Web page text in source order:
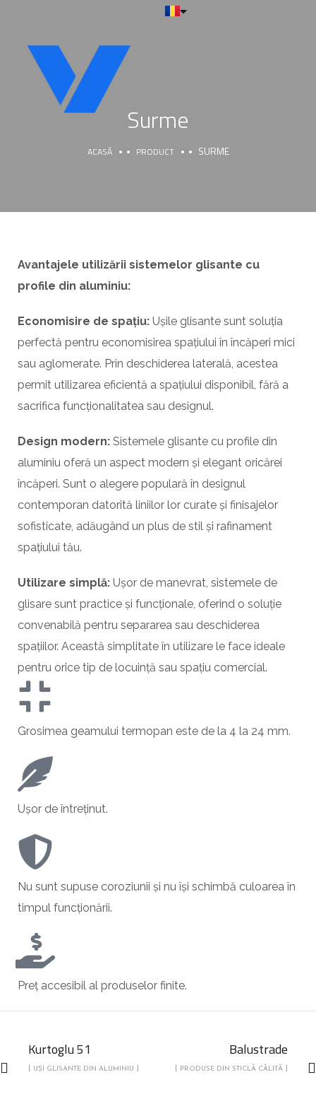
Surme
ACASĂ PRODUCT SURME
Avantajele utilizării sistemelor glisante cu
profile din aluminiu:
Economisire de spațiu: Ușile glisante sunt soluția
perfectă pentru economisirea spațiului în încăperi mici
sau aglomerate. Prin deschiderea laterală, acestea
permit utilizarea eficientă a spațiului disponibil, fără a
sacrifica funcționalitatea sau designul.
Design modern: Sistemele glisante cu profile din
aluminiu oferă un aspect modern și elegant oricărei
încăperi. Sunt o alegere populară în designul
contemporan datorită liniilor lor curate și finisajelor
sofisticate, adăugând un plus de stil și rafinament
spațiului tău.
Utilizare simplă: Ușor de manevrat, sistemele de
glisare sunt practice și funcționale, oferind o soluție
convenabilă pentru separarea sau deschiderea
spațiilor. Această simplitate în utilizare le face ideale
pentru orice tip de locuință sau spațiu comercial.
Grosimea geamului termopan este de la 4 la 24 mm.
Ușor de întreținut.
Nu sunt supuse coroziunii și nu își schimbă culoarea în
timpul funcționării.
Preț accesibil al produselor finite.
Kurtoglu 51
[ UȘI GLISANTE DIN ALUMINIU ]
Balustrade
[ PRODUSE DIN STICLĂ CĂLITĂ ]